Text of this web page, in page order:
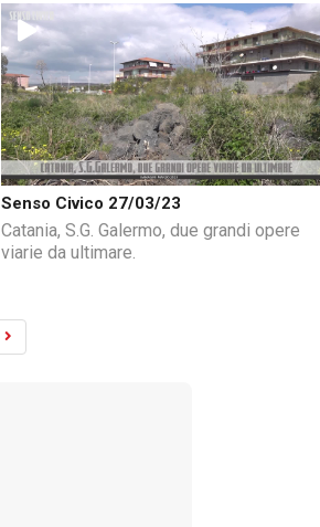
Senso Civico 27/03/23
Catania, S.G. Galermo, due grandi opere
viarie da ultimare.